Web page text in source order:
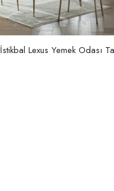
İstikbal Lexus Yemek Odası